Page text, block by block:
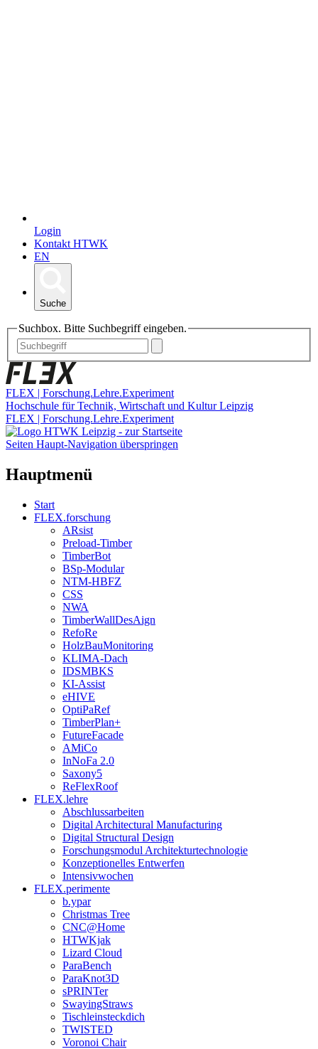
Login
Kontakt HTWK
EN
Suche
Suchbox. Bitte Suchbegriff eingeben.
FLEX | Forschung.Lehre.Experiment
Hochschule für Technik, Wirtschaft und Kultur Leipzig
FLEX | Forschung.Lehre.Experiment
Seiten Haupt-Navigation überspringen
Hauptmenü
Start
FLEX.forschung
ARsist
Preload-Timber
TimberBot
BSp-Modular
NTM-HBFZ
CSS
NWA
TimberWallDesAign
RefoRe
HolzBauMonitoring
KLIMA-Dach
IDSMBKS
KI-Assist
eHIVE
OptiPaRef
TimberPlan+
FutureFacade
AMiCo
InNoFa 2.0
Saxony5
ReFlexRoof
FLEX.lehre
Abschlussarbeiten
Digital Architectural Manufacturing
Digital Structural Design
Forschungsmodul Architekturtechnologie
Konzeptionelles Entwerfen
Intensivwochen
FLEX.perimente
b.ypar
Christmas Tree
CNC@Home
HTWKjak
Lizard Cloud
ParaBench
ParaKnot3D
sPRINTer
SwayingStraws
Tischleinsteckdich
TWISTED
Voronoi Chair